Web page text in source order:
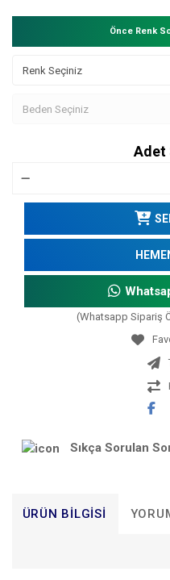
Önce Renk
Adet
(Whatsapp Sipariş
Sıkça Sorulan
ÜRÜN BILGISI